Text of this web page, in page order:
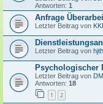
Antworten: 1
Anfrage
Letzter Beitrag von
Letzter Beitrag von
Psychologischer
Letzter Beitrag von
Antworten: 18
1 2